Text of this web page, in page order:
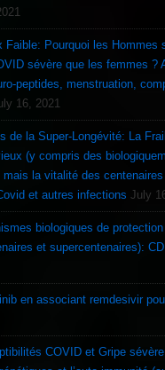
Faible: Pourquoi les Hommes
sévère que les femmes ?
peptides, menstruation,
16, 2021
(faiblesse via
(y compris des
la vitalité des
et autres infections July
biologiques de
et supercentenaires):
en associant remdesivir
COVID et Gripe